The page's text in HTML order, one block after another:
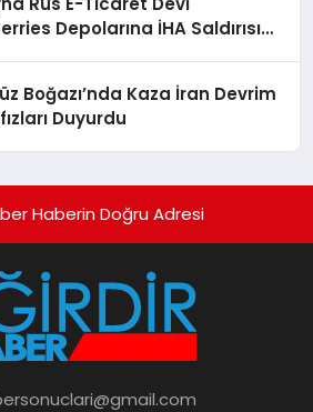
Depolarına İHA Saldırısı
Boğazı’nda Kaza İran Devrim
Duyurdu
Haberin Doğru Adresi